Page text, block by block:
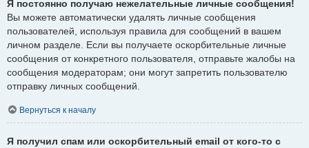
Я постоянно получаю нежелательные личные сообщения!
Вы можете автоматически удалять личные сообщения
пользователей, используя правила для сообщений в вашем
личном разделе. Если вы получаете оскорбительные личные
сообщения от конкретного пользователя, отправьте жалобы на
сообщения модераторам; они могут запретить пользователю
отправку личных сообщений.
Вернуться к началу
Я получил спам или оскорбительный email от кого-то с